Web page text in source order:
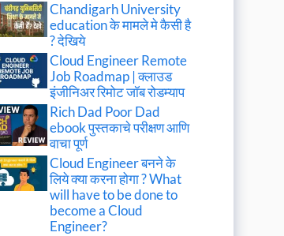
Chandigarh University
education के मामले मे कैसी है
? देखिये
Cloud Engineer Remote
Job Roadmap | क्लाउड
इंजीनिअर रिमोट जॉब रोडम्याप
Rich Dad Poor Dad
ebook पुस्तकाचे परीक्षण आणि
वाचा पूर्ण
Cloud Engineer बनने के
लिये क्या करना होगा ? What
will have to be done to
become a Cloud
Engineer?